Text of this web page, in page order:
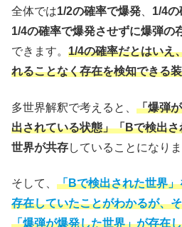
全体では1/2の確率で爆発 1/4
1/4の確率で爆発させずに爆弾の
できます。 1/4の確率だとはいえ
れることなく存在を検知できる
多世界解釈で考えると、 「爆弾
出されている状態」「Bで検出
世界が共存していることになりま
そして、 「Bで検出された世界
存在していたことがわかるが、
「爆弾が爆発した世界」が存在